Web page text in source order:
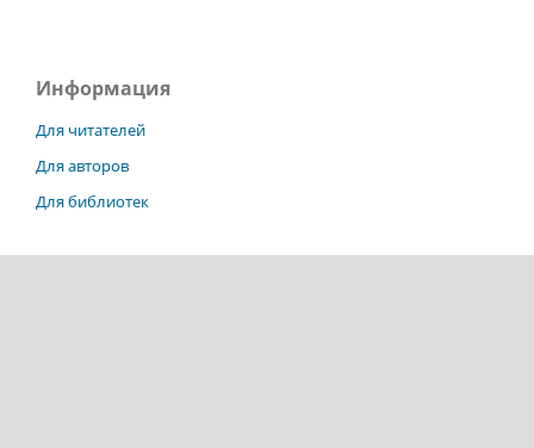
Информация
Для читателей
Для авторов
Для библиотек